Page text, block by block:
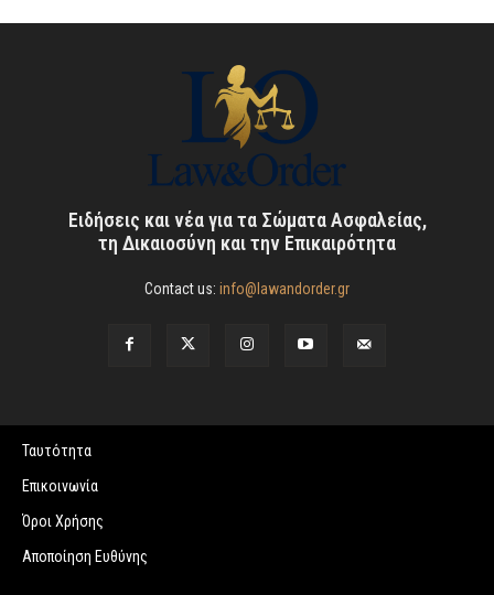
Ειδήσεις και νέα για τα Σώματα Ασφαλείας,
τη Δικαιοσύνη και την Επικαιρότητα
Contact us: info@lawandorder.gr
Ταυτότητα
Επικοινωνία
Όροι Χρήσης
Αποποίηση Ευθύνης